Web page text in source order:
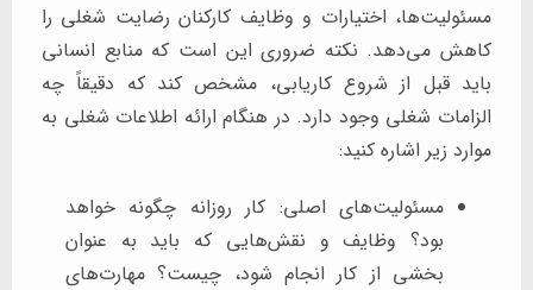
مسئولیت‌ها، اختیارات و وظایف کارکنان رضایت شغلی را
کاهش می‌دهد. نکته ضروری این است که منابع انسانی
باید قبل از شروع کاریابی، مشخص کند که دقیقاً چه
الزامات شغلی وجود دارد. در هنگام ارائه اطلاعات شغلی به
موارد زیر اشاره کنید:
مسئولیت‌های اصلی: کار روزانه چگونه خواهد
بود؟ وظایف و نقش‌هایی که باید به عنوان
بخشی از کار انجام شود، چیست؟ مهارت‌های